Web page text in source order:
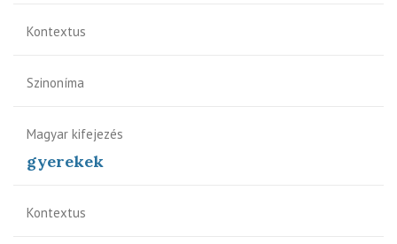
Kontextus
Szinoníma
Magyar kifejezés
gyerekek
Kontextus